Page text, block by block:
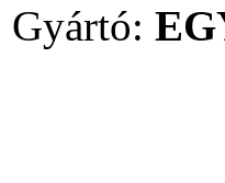
Gyártó: